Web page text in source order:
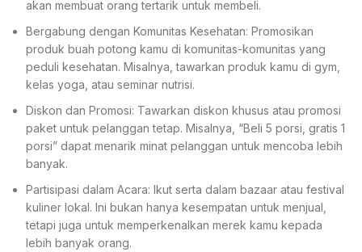
akan membuat orang tertarik untuk membeli.
Bergabung dengan Komunitas Kesehatan: Promosikan
produk buah potong kamu di komunitas-komunitas yang
peduli kesehatan. Misalnya, tawarkan produk kamu di gym,
kelas yoga, atau seminar nutrisi.
Diskon dan Promosi: Tawarkan diskon khusus atau promosi
paket untuk pelanggan tetap. Misalnya, “Beli 5 porsi, gratis 1
porsi” dapat menarik minat pelanggan untuk mencoba lebih
banyak.
Partisipasi dalam Acara: Ikut serta dalam bazaar atau festival
kuliner lokal. Ini bukan hanya kesempatan untuk menjual,
tetapi juga untuk memperkenalkan merek kamu kepada
lebih banyak orang.